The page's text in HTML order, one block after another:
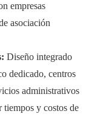
empresas
asociación
Diseño integrado
dedicado, centros
administrativos
tiempos y costos de